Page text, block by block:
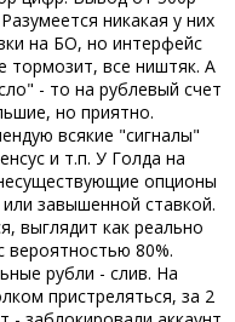
никакая у них
на БО, но интерфейс
тормозит, все ништяк. А
- то на рублевый счет
но приятно.
всякие "сигналы"
и т.п. У Голда на
опционы
завышенной ставкой.
выглядит как реально
80%.
рубли - слив. На
пристреляться, за 2